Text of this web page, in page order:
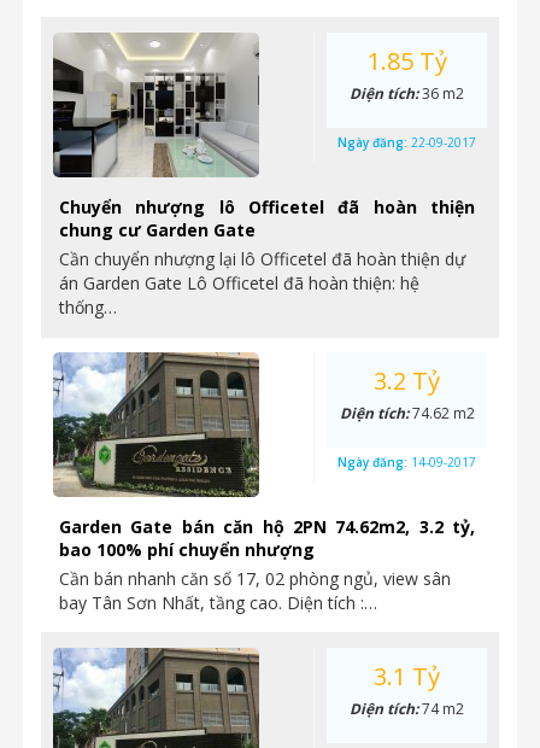
Chuyển nhượng lô Officetel đã hoàn thiện
chung cư Garden Gate
Cần chuyển nhượng lại lô Officetel đã hoàn thiện dự
án Garden Gate Lô Officetel đã hoàn thiện: hệ
thống…
1.85 Tỷ
Diện tích:36 m2
Ngày đăng: 22-09-2017
Garden Gate bán căn hộ 2PN 74.62m2, 3.2 tỷ,
bao 100% phí chuyển nhượng
Cần bán nhanh căn số 17, 02 phòng ngủ, view sân
bay Tân Sơn Nhất, tầng cao. Diện tích :…
3.2 Tỷ
Diện tích:74.62 m2
Ngày đăng: 14-09-2017
3.1 Tỷ
Diện tích:74 m2